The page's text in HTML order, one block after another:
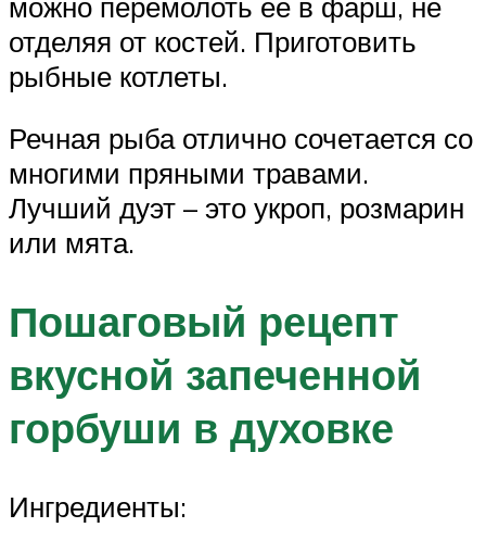
отделяя от костей. Приготовить
рыбные котлеты.
Речная рыба отлично сочетается со
многими пряными травами.
Лучший дуэт – это укроп, розмарин
или мята.
Пошаговый рецепт
вкусной запеченной
горбуши в духовке
Ингредиенты: